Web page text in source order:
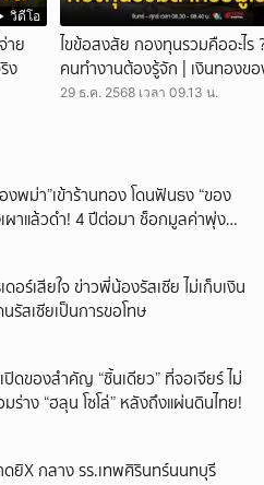
News ได้ที่ :
ามข่าวสารเพิ่มเติมได้ที่
#ข่าวช่อง7 #CH7HDNEWS ติดตาม
ด้ที่ :
วิดีโอ
าย
ง
ไขข้อสงสัย กองทุนรวมคืออะไร
คนทำงานต้องรู้จัก | เงินทองขอ
29 ธ.ค. 2568 เวลา 09.13 น.
งพม่า”เข้าร้านทอง โดนฟันธง “ของ
ผาแล้วดำ! 4 ปีต่อมา ช็อกมูลค่าพุ่ง
ดอร์เสียใจ ข่าวพี่น้องรัสเซีย ไม่เก็บเงิน
รัสเซียเป็นการขอโทษ
ดของสำคัญ “ชิ้นเดียว” ที่จอเจียร์ ไม่
ร่าง “ฮลุน โซโล่” หลังถึงแผ่นดินไทย!
ดยิX กลาง รร.เทพศิรินทร์นนทบุรี